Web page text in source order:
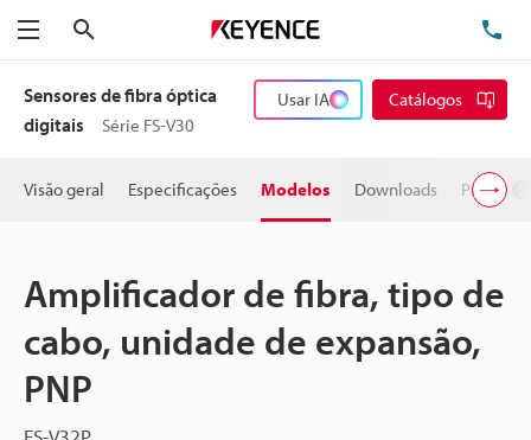
Menu
Sensores de fibra óptica
digitais
Série FS-V30
Usar IA Catálogos
Visão geral Especificações Modelos Downloads Preço
Amplificador de fibra, tipo de
cabo, unidade de expansão,
PNP